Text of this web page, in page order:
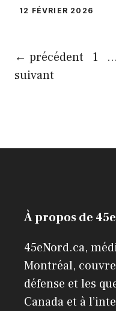
12 FÉVRIER 2026
← précédent Page
1 …
suivant
À propos de
45eNord.ca,
Montréal,
défense et les
Canada et à